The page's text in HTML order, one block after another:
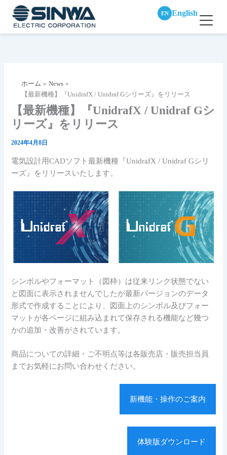
EN English
ホーム
News
【最新機種】『UnidrafX / Unidraf Gシリーズ』をリリース
【最新機種】『UnidrafX / Unidraf Gシ
リーズ』をリリース
2024年4月8日
電気設計用CADソフト最新機種『UnidrafX / Unidraf Gシリ
ーズ』をリリースいたします。
シンボルやフォーマット（図枠）は従来リンク状態でない
と図面に表示されませんでしたが最新バージョンのデータ
形式で作成することにより、図面上のシンボル及びフォー
マットが各ページに組み込まれて保存される機能など幾つ
かの追加・改善がされています。
商品についての詳細・ご不明点等は各販売店・販売担当員
までお気軽にお問い合わせください。
新機能・操作のご案内
体験版ダウンロード